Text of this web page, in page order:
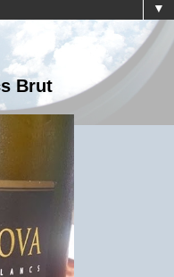
▼
Brut